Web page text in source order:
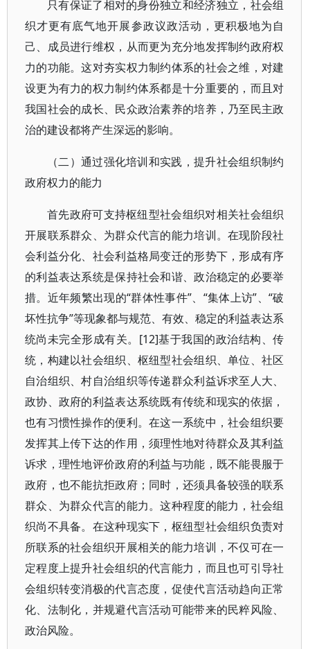
只有保证了相对的身份独立和经济独立，社会组
织才更有底气地开展参政议政活动，更积极地为自
己、成员进行维权，从而更为充分地发挥制约政府权
力的功能。这对夯实权力制约体系的社会之维，对建
设更为有力的权力制约体系都是十分重要的，而且对
我国社会的成长、民众政治素养的培养，乃至民主政
治的建设都将产生深远的影响。
（二）通过强化培训和实践，提升社会组织制约
政府权力的能力
首先政府可支持枢纽型社会组织对相关社会组织
开展联系群众、为群众代言的能力培训。在现阶段社
会利益分化、社会利益格局变迁的形势下，形成有序
的利益表达系统是保持社会和谐、政治稳定的必要举
措。近年频繁出现的“群体性事件”、“集体上访”、“破
坏性抗争”等现象都与规范、有效、稳定的利益表达系
统尚未完全形成有关。[12]基于我国的政治结构、传
统，构建以社会组织、枢纽型社会组织、单位、社区
自治组织、村自治组织等传递群众利益诉求至人大、
政协、政府的利益表达系统既有传统和现实的依据，
也有习惯性操作的便利。在这一系统中，社会组织要
发挥其上传下达的作用，须理性地对待群众及其利益
诉求，理性地评价政府的利益与功能，既不能畏服于
政府，也不能抗拒政府；同时，还须具备较强的联系
群众、为群众代言的能力。这种程度的能力，社会组
织尚不具备。在这种现实下，枢纽型社会组织负责对
所联系的社会组织开展相关的能力培训，不仅可在一
定程度上提升社会组织的代言能力，而且也可引导社
会组织转变消极的代言态度，促使代言活动趋向正常
化、法制化，并规避代言活动可能带来的民粹风险、
政治风险。